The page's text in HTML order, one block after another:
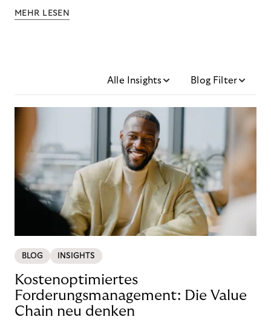
MEHR LESEN
Alle Insights Blog Filter
BLOG INSIGHTS
Kostenoptimiertes
Forderungsmanagement: Die Value
Chain neu denken